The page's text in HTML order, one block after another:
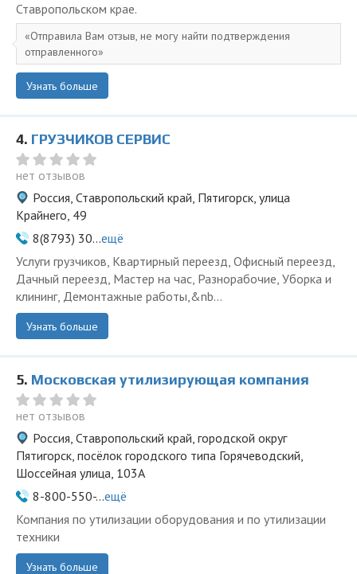
Ставропольском крае.
Отправила Вам отзыв, не могу найти подтверждения
отправленного
Узнать больше
4. ГРУЗЧИКОВ СЕРВИС
нет отзывов
Россия, Ставропольский край, Пятигорск, улица
Крайнего, 49
8(8793) 30...ещё
Услуги грузчиков, Квартирный переезд, Офисный переезд,
Дачный переезд, Мастер на час, Разнорабочие, Уборка и
клининг, Демонтажные работы,&nb...
Узнать больше
5. Московская утилизирующая компания
нет отзывов
Россия, Ставропольский край, городской округ
Пятигорск, посёлок городского типа Горячеводский,
Шоссейная улица, 103А
8-800-550-...ещё
Компания по утилизации оборудования и по утилизации
техники
Узнать больше